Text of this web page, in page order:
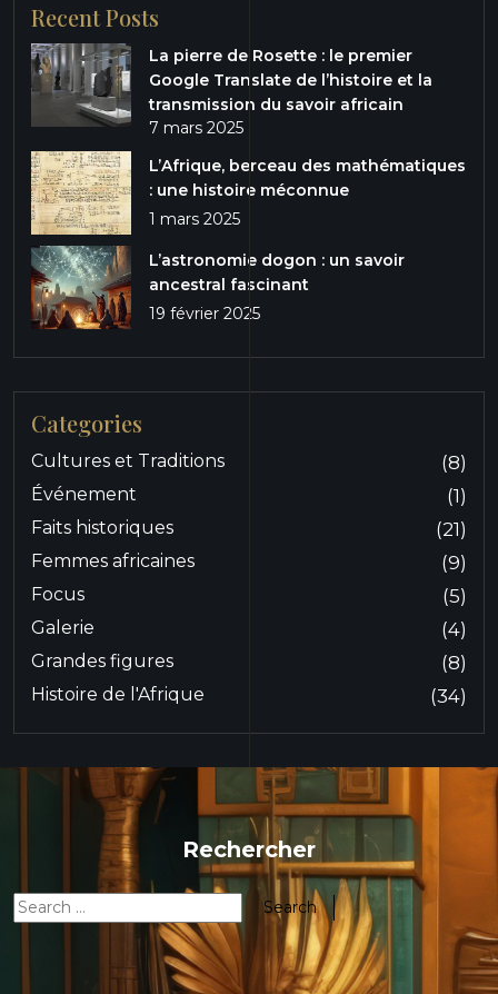
Recent Posts
La pierre de Rosette : le premier
Google Translate de l’histoire et la
transmission du savoir africain
7 mars 2025
L’Afrique, berceau des mathématiques
: une histoire méconnue
1 mars 2025
L’astronomie dogon : un savoir
ancestral fascinant
19 février 2025
Categories
Cultures et Traditions (8)
Événement (1)
Faits historiques (21)
Femmes africaines (9)
Focus (5)
Galerie (4)
Grandes figures (8)
Histoire de l'Afrique (34)
Rechercher